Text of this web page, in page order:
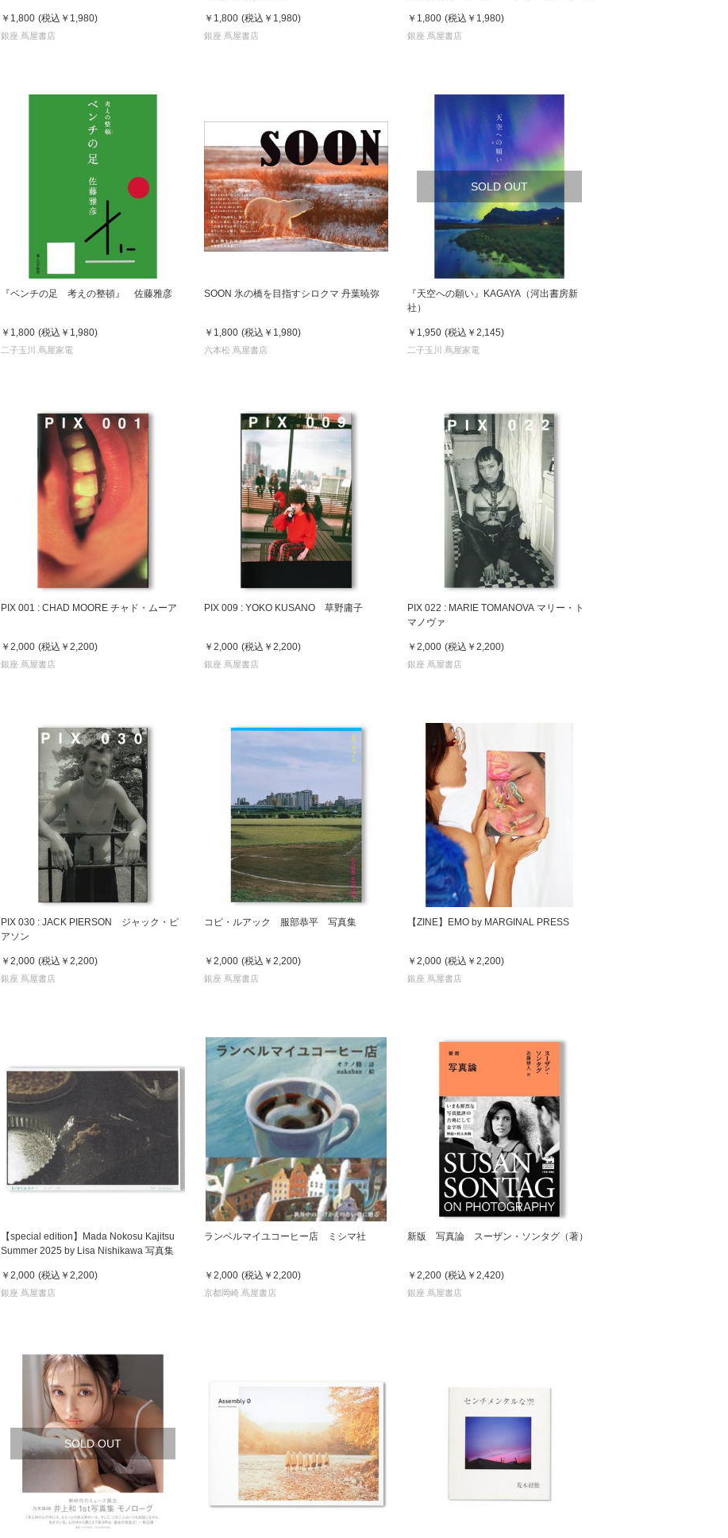
￥1,800 (税込 ￥1,980)
銀座 蔦屋書店
￥1,800 (税込 ￥1,980)
銀座 蔦屋書店
￥1,800 (税込 ￥1,980)
銀座 蔦屋書店
『ベンチの足 考えの整頓』 佐藤雅彦
￥1,800 (税込 ￥1,980)
二子玉川 蔦屋家電
SOON 氷の橋を目指すシロクマ 丹葉暁弥
￥1,800 (税込 ￥1,980)
六本松 蔦屋書店
SOLD OUT
『天空への願い』KAGAYA（河出書房新
社）
￥1,950 (税込 ￥2,145)
二子玉川 蔦屋家電
PIX 001 : CHAD MOORE チャド・ムーア
￥2,000 (税込 ￥2,200)
銀座 蔦屋書店
PIX 009 : YOKO KUSANO 草野庸子
￥2,000 (税込 ￥2,200)
銀座 蔦屋書店
PIX 022 : MARIE TOMANOVA マリー・ト
マノヴァ
￥2,000 (税込 ￥2,200)
銀座 蔦屋書店
PIX 030 : JACK PIERSON ジャック・ピ
アソン
￥2,000 (税込 ￥2,200)
銀座 蔦屋書店
コピ・ルアック 服部恭平 写真集
￥2,000 (税込 ￥2,200)
銀座 蔦屋書店
【ZINE】EMO by MARGINAL PRESS
￥2,000 (税込 ￥2,200)
銀座 蔦屋書店
【special edition】Mada Nokosu Kajitsu
Summer 2025 by Lisa Nishikawa 写真集
￥2,000 (税込 ￥2,200)
銀座 蔦屋書店
ランベルマイユコーヒー店 ミシマ社
￥2,000 (税込 ￥2,200)
京都岡崎 蔦屋書店
新版 写真論 スーザン・ソンタグ（著）
￥2,200 (税込 ￥2,420)
銀座 蔦屋書店
SOLD OUT